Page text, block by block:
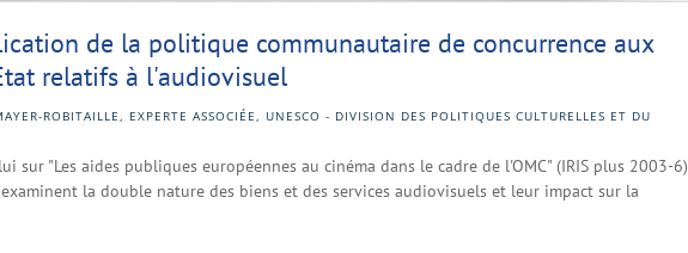
de la politique communautaire de concurrence aux
relatifs à l'audiovisuel
ROBITAILLE, EXPERTE ASSOCIÉE, UNESCO - DIVISION DES POLITIQUES CULTURELLES ET DU
sur "Les aides publiques européennes au cinéma dans le cadre de l'OMC" (IRIS plus 2003-6)
la double nature des biens et des services audiovisuels et leur impact sur la